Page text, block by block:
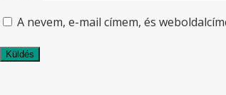
A nevem, e-mail címem, és